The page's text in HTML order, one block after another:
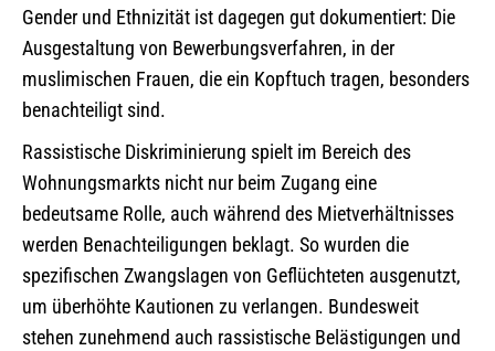
Gender und Ethnizität ist dagegen gut dokumentiert: Die
Ausgestaltung von Bewerbungsverfahren, in der
muslimischen Frauen, die ein Kopftuch tragen, besonders
benachteiligt sind.
Rassistische Diskriminierung spielt im Bereich des
Wohnungsmarkts nicht nur beim Zugang eine
bedeutsame Rolle, auch während des Mietverhältnisses
werden Benachteiligungen beklagt. So wurden die
spezifischen Zwangslagen von Geflüchteten ausgenutzt,
um überhöhte Kautionen zu verlangen. Bundesweit
stehen zunehmend auch rassistische Belästigungen und